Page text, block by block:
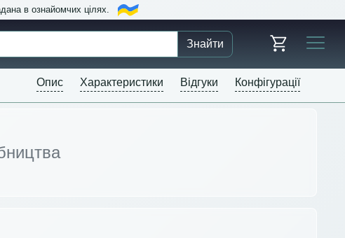
в ознайомчих цілях.
Знайти
Опис Характеристики Відгуки Конфігурації